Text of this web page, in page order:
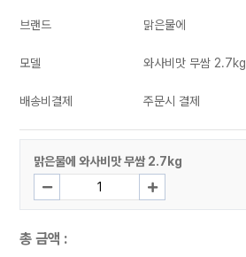
브랜드 맑은물에
모델 와사비맛 무쌈 2.7kg
배송비결제 주문시 결제
맑은물에 와사비맛 무쌈 2.7kg
총 금액 :